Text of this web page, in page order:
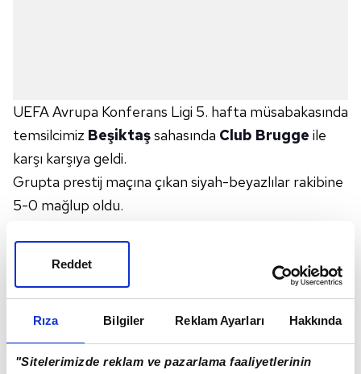
Rıza Bilgiler Reklam Ayarları Hakkında
"Sitelerimizde reklam ve pazarlama faaliyetlerinin
Reddet
UEFA Avrupa Konferans Ligi 5. hafta müsabakasında
temsilcimiz Beşiktaşsahasında Club Brugge ile
karşı karşıya geldi.
Grupta prestij maçına çıkan siyah-beyazlılar rakibine
5-0 mağlup oldu.
Thiago 14. dakikada farkı 2'ye çıkaran golü atarken
47. dakikada ise kendisinin ikinci takımının üçüncü
golünü kaydetti.
3 dakika sonra 50. dakikada Onyedika skoru 4-0
yaptı.